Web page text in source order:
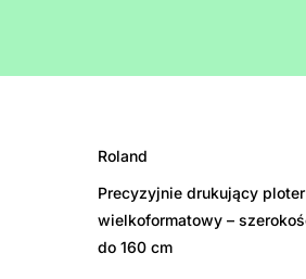
Roland
Precyzyjnie drukujący ploter
wielkoformatowy –
do 160 cm